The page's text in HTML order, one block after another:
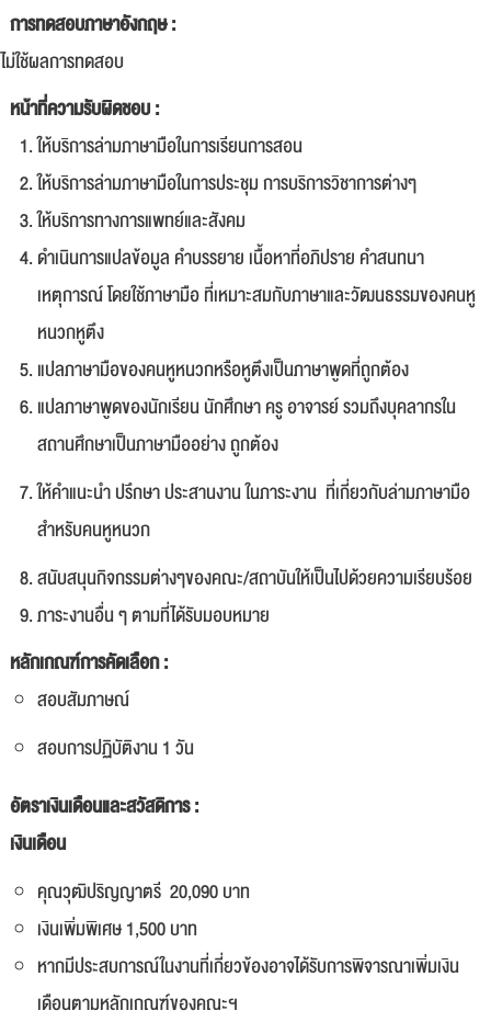
การทดสอบภาษาอังกฤษ :
ม่ใช้ผลการทดสอบ
หน้าที่ความรับผิดชอบ :
ให้บริการล่ามภาษามือในการเรียนการสอน
ให้บริการล่ามภาษามือในการประชุม การบริการวิชาการต่างๆ
ให้บริการทางการแพทย์และสังคม
ดำเนินการแปลข้อมูล คำบรรยาย เนื้อหาที่อภิปราย คำสนทนา
เหตุการณ์ โดยใช้ภาษามือ ที่เหมาะสมกับภาษาและวัฒนธรรมของคนหู
หนวกหูตึง
แปลภาษามือของคนหูหนวกหรือหูตึงเป็นภาษาพูดที่ถูกต้อง
แปลภาษาพูดของนักเรียน นักศึกษา ครู อาจารย์ รวมถึงบุคลากรใน
สถานศึกษาเป็นภาษามืออย่าง ถูกต้อง
ให้คำแนะนำ ปรึกษา ประสานงาน ในภาระงาน ที่เกี่ยวกับล่ามภาษามือ
สำหรับคนหูหนวก
สนับสนุนกิจกรรมต่างๆของคณะ/สถาบันให้เป็นไปด้วยความเรียบร้อย
ภาระงานอื่น ๆ ตามที่ได้รับมอบหมาย
หลักเกณฑ์การคัดเลือก :
สอบสัมภาษณ์
สอบการปฏิบัติงาน 1 วัน
อัตราเงินเดือนและสวัสดิการ :
เงินเดือน
คุณวุฒิปริญญาตรี 20,090 บาท
เงินเพิ่มพิเศษ 1,500 บาท
หากมีประสบการณ์ในงานที่เกี่ยวข้องอาจได้รับการพิจารณาเพิ่มเงิน
เดือนตามหลักเกณฑ์ของคณะฯ